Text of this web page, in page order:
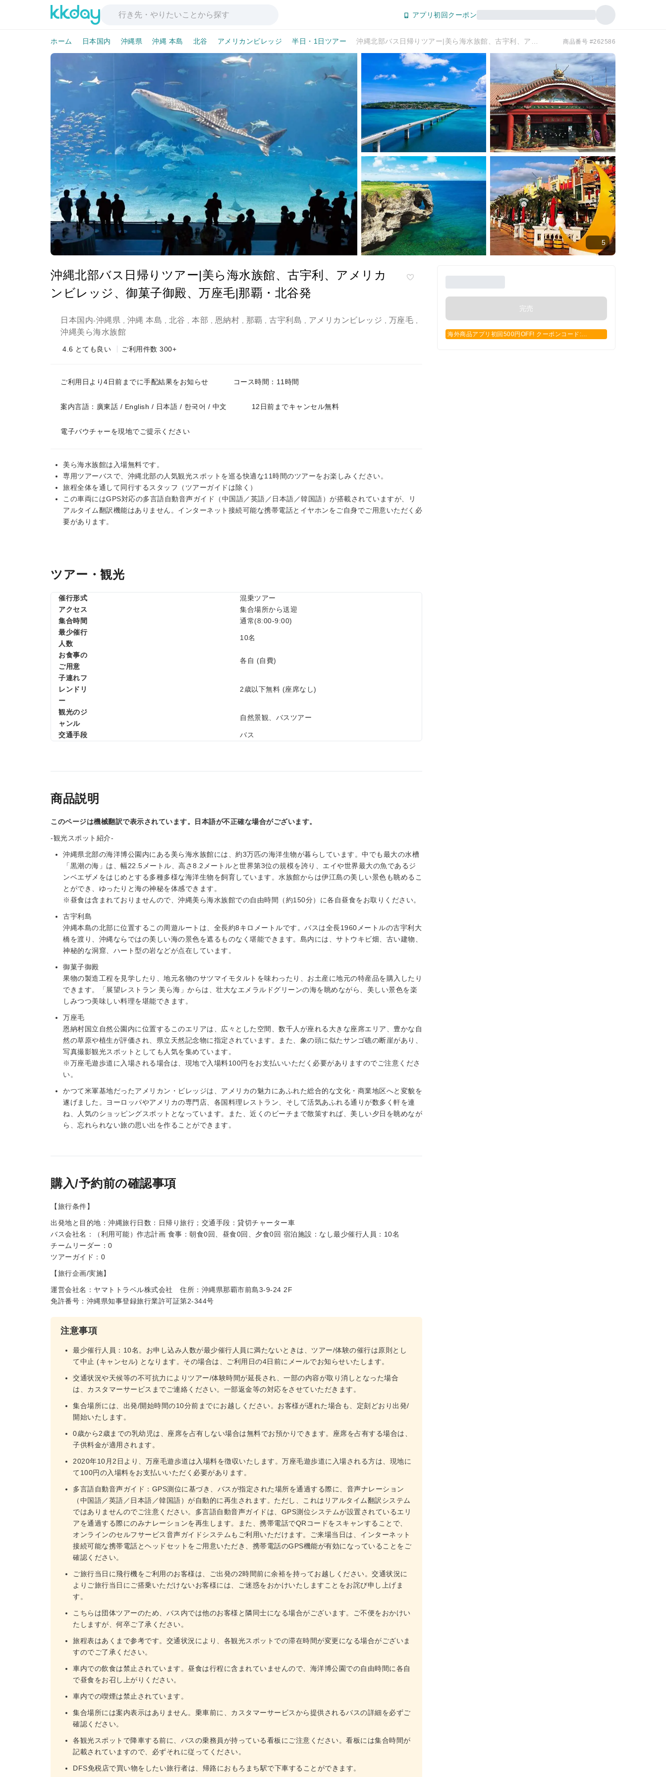
アプリ初回クーポン
ホーム 日本国内 沖縄県 沖縄 本島 北谷 アメリカンビレッジ 半日・1日ツアー 商品番号 #262586
5
沖縄北部バス日帰りツアー|美ら海水族館、古宇利、アメリカ
ンビレッジ、御菓子御殿、万座毛|那覇・北谷発
日本国内-沖縄県 沖縄 本島 北谷 本部 恩納村 那覇 古宇利島 アメリカンビレッジ 万座毛
沖縄美ら海水族館
4.6 とても良い ご利用件数 300+
ご利用日より4日前までに手配結果をお知らせ コース時間：11時間
案内言語：廣東話 / English / 日本語 / 한국어 / 中文 12日前までキャンセル無料
電子バウチャーを現地でご提示ください
美ら海水族館は入場無料です。
専用ツアーバスで、沖縄北部の人気観光スポットを巡る快適な11時間のツアーをお楽しみください。
旅程全体を通して同行するスタッフ（ツアーガイドは除く）
この車両にはGPS対応の多言語自動音声ガイド（中国語／英語／日本語／韓国語）が搭載されていますが、リ
アルタイム翻訳機能はありません。インターネット接続可能な携帯電話とイヤホンをご自身でご用意いただく必
要があります。
完売
海外商品アプリ初回500円OFF! クーポンコード:
ツアー・観光
催行形式
混乗ツアー
アクセス
集合場所から送迎
集合時間
通常(8:00-9:00)
最少催行
人数
10名
お食事の
ご用意
各自 (自費)
子連れフ
レンドリ
ー
2歳以下無料 (座席なし)
観光のジ
ャンル
自然景観、バスツアー
交通手段 バス
商品説明
このページは機械翻訳で表示されています。日本語が不正確な場合がございます。
-観光スポット紹介-
沖縄県北部の海洋博公園内にある美ら海水族館には、約3万匹の海洋生物が暮らしています。中でも最大の水槽
「黒潮の海」は、幅22.5メートル、高さ8.2メートルと世界第3位の規模を誇り、エイや世界最大の魚であるジ
ンベエザメをはじめとする多種多様な海洋生物を飼育しています。水族館からは伊江島の美しい景色も眺めるこ
とができ、ゆったりと海の神秘を体感できます。
※昼食は含まれておりませんので、沖縄美ら海水族館での自由時間（約150分）に各自昼食をお取りください。
古宇利島
沖縄本島の北部に位置するこの周遊ルートは、全長約8キロメートルです。バスは全長1960メートルの古宇利大
橋を渡り、沖縄ならではの美しい海の景色を遮るものなく堪能できます。島内には、サトウキビ畑、古い建物、
神秘的な洞窟、ハート型の岩などが点在しています。
御菓子御殿
果物の製造工程を見学したり、地元名物のサツマイモタルトを味わったり、お土産に地元の特産品を購入したり
できます。「展望レストラン 美ら海」からは、壮大なエメラルドグリーンの海を眺めながら、美しい景色を楽
しみつつ美味しい料理を堪能できます。
万座毛
恩納村国立自然公園内に位置するこのエリアは、広々とした空間、数千人が座れる大きな座席エリア、豊かな自
然の草原や植生が評価され、県立天然記念物に指定されています。また、象の頭に似たサンゴ礁の断崖があり、
写真撮影観光スポットとしても人気を集めています。
※万座毛遊歩道に入場される場合は、現地で入場料100円をお支払いいただく必要がありますのでご注意くださ
い。
かつて米軍基地だったアメリカン・ビレッジは、アメリカの魅力にあふれた総合的な文化・商業地区へと変貌を
遂げました。ヨーロッパやアメリカの専門店、各国料理レストラン、そして活気あふれる通りが数多く軒を連
ね、人気のショッピングスポットとなっています。また、近くのビーチまで散策すれば、美しい夕日を眺めなが
ら、忘れられない旅の思い出を作ることができます。
購入/予約前の確認事項
【旅行条件】
出発地と目的地：沖縄旅行日数：日帰り旅行；交通手段：貸切チャーター車
バス会社名：（利用可能）作志計画 食事：朝食0回、昼食0回、夕食0回 宿泊施設：なし最少催行人員：10名
チームリーダー：0
ツアーガイド：0
【旅行企画/実施】
運営会社名：ヤマトトラベル株式会社 住所：沖縄県那覇市前島3-9-24 2F
免許番号：沖縄県知事登録旅行業許可証第2-344号
注意事項
最少催行人員：10名。お申し込み人数が最少催行人員に満たないときは、ツアー/体験の催行は原則とし
て中止 (キャンセル) となります。その場合は、ご利用日の4日前にメールでお知らせいたします。
交通状況や天候等の不可抗力によりツアー/体験時間が延長され、一部の内容が取り消しとなった場合
は、カスタマーサービスまでご連絡ください。一部返金等の対応をさせていただきます。
集合場所には、出発/開始時間の10分前までにお越しください。お客様が遅れた場合も、定刻どおり出発/
開始いたします。
0歳から2歳までの乳幼児は、座席を占有しない場合は無料でお預かりできます。座席を占有する場合は、
子供料金が適用されます。
2020年10月2日より、万座毛遊歩道は入場料を徴収いたします。万座毛遊歩道に入場される方は、現地に
て100円の入場料をお支払いいただく必要があります。
多言語自動音声ガイド：GPS測位に基づき、バスが指定された場所を通過する際に、音声ナレーション
（中国語／英語／日本語／韓国語）が自動的に再生されます。ただし、これはリアルタイム翻訳システム
ではありませんのでご注意ください。多言語自動音声ガイドは、GPS測位システムが設置されているエリ
アを通過する際にのみナレーションを再生します。また、携帯電話でQRコードをスキャンすることで、
オンラインのセルフサービス音声ガイドシステムもご利用いただけます。ご来場当日は、インターネット
接続可能な携帯電話とヘッドセットをご用意いただき、携帯電話のGPS機能が有効になっていることをご
確認ください。
ご旅行当日に飛行機をご利用のお客様は、ご出発の2時間前に余裕を持ってお越しください。交通状況に
よりご旅行当日にご搭乗いただけないお客様には、ご迷惑をおかけいたしますことをお詫び申し上げま
す。
こちらは団体ツアーのため、バス内では他のお客様と隣同士になる場合がございます。ご不便をおかけい
たしますが、何卒ご了承ください。
旅程表はあくまで参考です。交通状況により、各観光スポットでの滞在時間が変更になる場合がございま
すのでご了承ください。
車内での飲食は禁止されています。昼食は行程に含まれていませんので、海洋博公園での自由時間に各自
で昼食をお召し上がりください。
車内での喫煙は禁止されています。
集合場所には案内表示はありません。乗車前に、カスタマーサービスから提供されるバスの詳細を必ずご
確認ください。
各観光スポットで降車する前に、バスの乗務員が持っている看板にご注意ください。看板には集合時間が
記載されていますので、必ずそれに従ってください。
DFS免税店で買い物をしたい旅行者は、帰路におもろまち駅で下車することができます。